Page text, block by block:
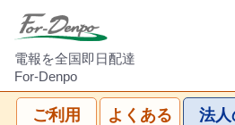
電報を全国即日配達
For-Denpo
ご利用
よくある
法人